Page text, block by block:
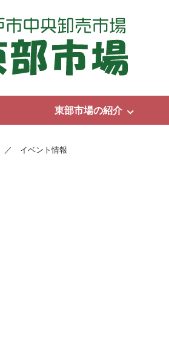
東部市場の紹介
／ イベント情報